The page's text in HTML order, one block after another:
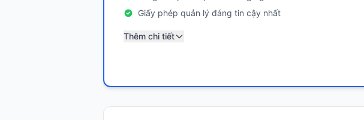
Giấy phép quản lý đáng tin cậy nhất
Thêm chi tiết